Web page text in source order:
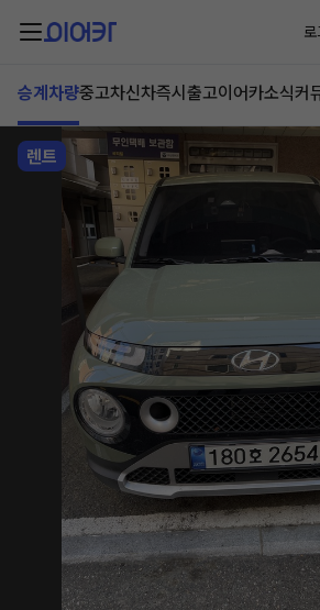
로
승계차량중고차신차즉시출고이어카소식커
렌트